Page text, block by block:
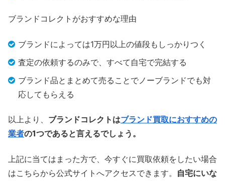
ブランドコレクトがおすすめな理由
ブランドによっては1万円以上の値段もしっかりつく
査定の依頼するのみで、すべて自宅で完結する
ブランド品とまとめて売ることでノーブランドでも対
応してもらえる
以上より、 ブランドコレクトはブランド買取におすすめの
業者の1つであると言えるでしょう。
上記に当てはまった方で、今すぐに買取依頼をしたい場合
はこちらから公式サイトへアクセスできます。 自宅にいな